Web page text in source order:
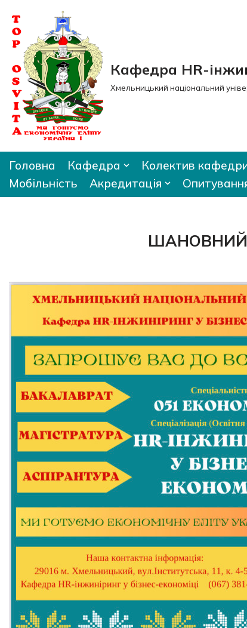
Перейти
до
вмісту
Кафедра HR-
Хмельницький національний
Головна Кафедра Колектив
Мобільність
Акредитація
ШАНОВНИЙ